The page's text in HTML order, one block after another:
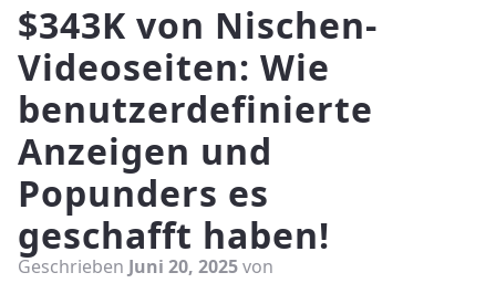
$343K von Nischen-
Videoseiten: Wie
benutzerdefinierte
Anzeigen und
Popunders es
geschafft haben!
Geschrieben Juni 20, 2025von